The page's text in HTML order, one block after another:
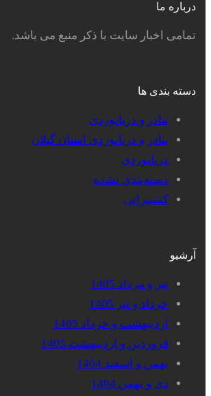
درباره ما
تمامی اخبار سایت با ذکر منبع می باشد.
دسته بندی ها
بنادر و دریانوردی
بنادر و دریانوردی استان گیلان
دریانوردی
دسته‌بندی نشده
کشتیرانی
آرشیو
تیر و مرداد 1405
خرداد و تیر 1405
اردیبهشت و خرداد 1405
فروردین و اردیبهشت 1405
بهمن و اسفند 1404
دی و بهمن 1404